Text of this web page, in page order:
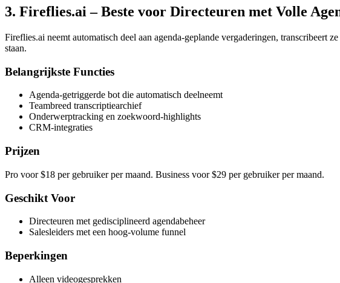
3. Fireflies.ai – Beste voor Directeuren met Volle
Fireflies.ai neemt automatisch deel aan agenda-geplande vergaderingen, transcribeert
staan.
Belangrijkste Functies
Agenda-getriggerde bot die automatisch deelneemt
Teambreed transcriptiearchief
Onderwerptracking en zoekwoord-highlights
CRM-integraties
Prijzen
Pro voor $18 per gebruiker per maand. Business voor $29 per gebruiker per maand.
Geschikt Voor
Directeuren met gedisciplineerd agendabeheer
Salesleiders met een hoog-volume funnel
Beperkingen
Alleen videogesprekken